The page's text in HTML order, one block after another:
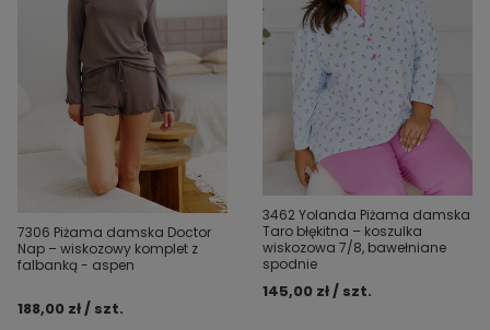
7306 Piżama damska Doctor
Nap – wiskozowy komplet z
falbanką - aspen
188,00 zł / szt.
3462 Yolanda Piżama damska
Taro błękitna – koszulka
wiskozowa 7/8, bawełniane
spodnie
145,00 zł / szt.